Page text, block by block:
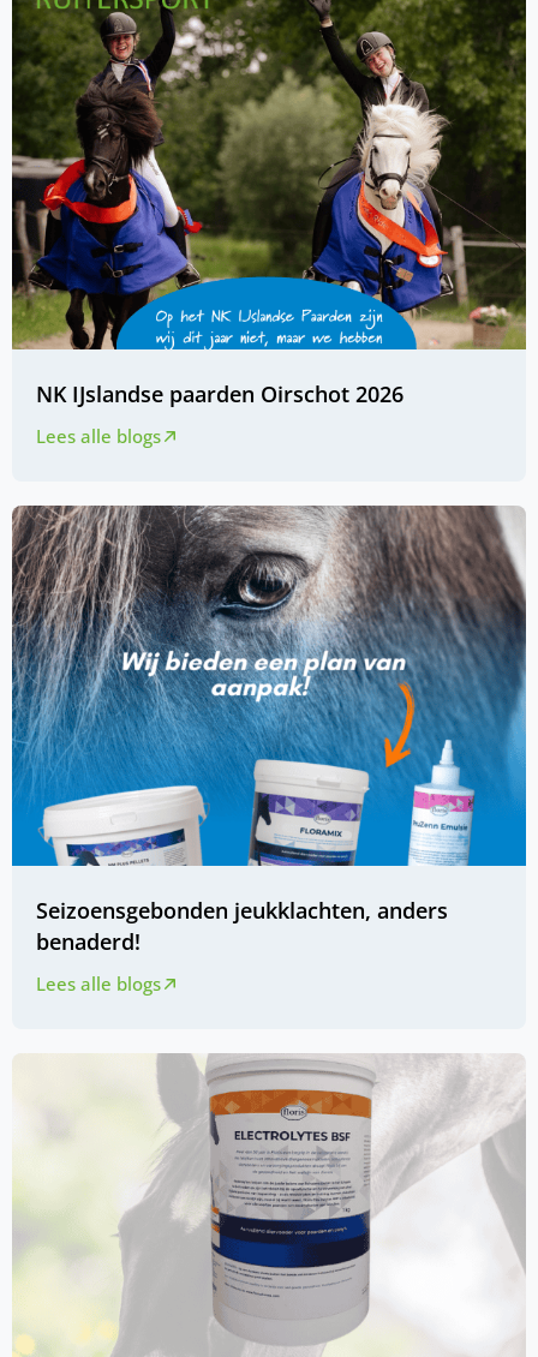
NK IJslandse paarden Oirschot 2026
Lees alle blogs
Seizoensgebonden jeukklachten, anders
benaderd!
Lees alle blogs